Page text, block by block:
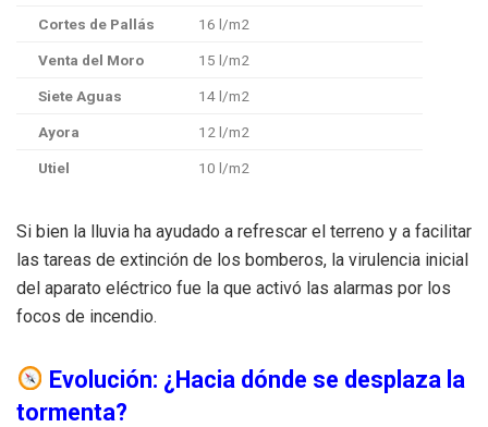
Cortes de Pallás 16 l/m2
Venta del Moro 15 l/m2
Siete Aguas 14l/m2
Ayora 12 l/m2
Utiel 10 l/m2
Si bien la lluvia ha ayudado a refrescar el terreno y a facilitar
las tareas de extinción de los bomberos, la virulencia inicial
del aparato eléctrico fue la que activó las alarmas por los
focos de incendio.
Evolución: ¿Hacia dónde se desplaza la
tormenta?